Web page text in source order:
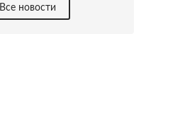
Все новости